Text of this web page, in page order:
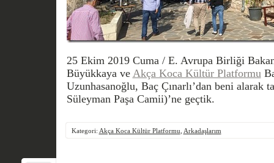
25 Ekim 2019 Cuma / E. Avrupa Birliği Bakan
Büyükkaya ve Akça Koca Kültür Platformu
Uzunhasanoğlu, Baç Çınarlı’dan beni alarak
Süleyman Paşa Camii)’ne geçtik.
Kategori: Akça Koca Kültür Platformu Arkadaşlarım